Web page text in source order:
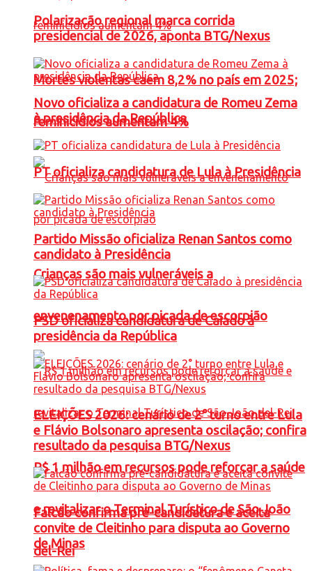
Mortes violentas caem 8,2% no país em 2025;
feminicídios aumentam 4%
Crianças são mais vulneráveis a
envenenamento por picada de escorpião
R$ 1 milhão em recursos pode reforçar a saúde
e revitalizar o Terminal Turístico de São João
del-Rei
Polarização regional marca corrida
presidencial de 2026, aponta BTG/Nexus
Novo oficializa a candidatura de Romeu Zema
à presidência da República
PT oficializa candidatura de Lula à Presidência
Partido Missão oficializa Renan Santos como
candidato à Presidência
PSD oficializa candidatura de Caiado à
presidência da República
ELEIÇÕES 2026: cenário de 2° turno entre Lula
e Flávio Bolsonaro apresenta oscilação; confira
resultado da pesquisa BTG/Nexus
Falcão confirma pré-candidatura e aceita
convite de Cleitinho para disputa ao Governo
de Minas